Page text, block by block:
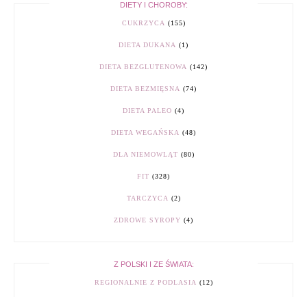
DIETY I CHOROBY:
CUKRZYCA (155)
DIETA DUKANA (1)
DIETA BEZGLUTENOWA (142)
DIETA BEZMIĘSNA (74)
DIETA PALEO (4)
DIETA WEGAŃSKA (48)
DLA NIEMOWLĄT (80)
FIT (328)
TARCZYCA (2)
ZDROWE SYROPY (4)
Z POLSKI I ZE ŚWIATA:
REGIONALNIE Z PODLASIA (12)